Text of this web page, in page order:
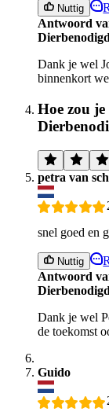
Nuttig
Antwoord
Dank je wel
binnenkort
Hoe zou
petra van
snel goed en
Nuttig
Antwoord
Dank je wel
de toekomst
Guido